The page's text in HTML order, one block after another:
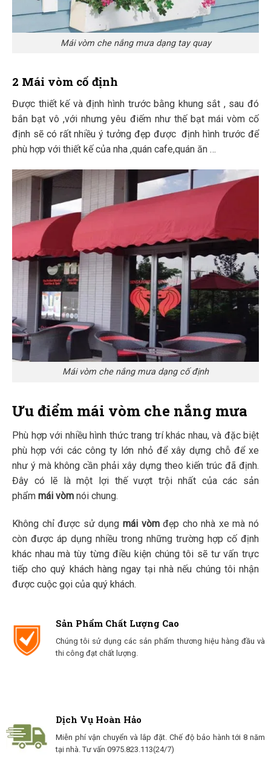
Mái vòm che nắng mưa dạng tay quay
2 Mái vòm cố định
Được thiết kế và định hình trước bằng khung sắt , sau đó
bắn bạt vô ,với nhưng yêu điếm như thế bạt mái vòm cố
định sẽ có rất nhiều ý tưởng đẹp được định hình trước để
phù hợp với thiết kế của nha ,quán cafe,quán ăn …
Mái vòm che nắng mưa dạng cố định
Ưu điểm mái vòm che nắng mưa
Phù hợp với nhiều hình thức trang trí khác nhau, và đặc biệt
phù hợp với các công ty lớn nhỏ để xây dựng chỗ để xe
như ý mà không cần phải xây dựng theo kiến trúc đã định.
Đây có lẽ là một lợi thế vượt trội nhất của các sản
phẩm mái vòm nói chung.
Không chỉ được sử dụng mái vòmđẹp cho nhà xe mà nó
còn được áp dụng nhiều trong những trường hợp cố định
khác nhau mà tùy từng điều kiện chúng tôi sẽ tư vấn trực
tiếp cho quý khách hàng ngay tại nhà nếu chúng tôi nhận
được cuộc gọi của quý khách.
Sản Phẩm Chất Lượng Cao
Chúng tôi sử dụng các sản phẩm thương hiệu hàng đầu và
thi công đạt chất lượng.
Dịch Vụ Hoàn Hảo
Miễn phí vận chuyển và lắp đặt. Chế độ bảo hành tới 8 năm
tại nhà. Tư vấn 0975.823.113(24/7)